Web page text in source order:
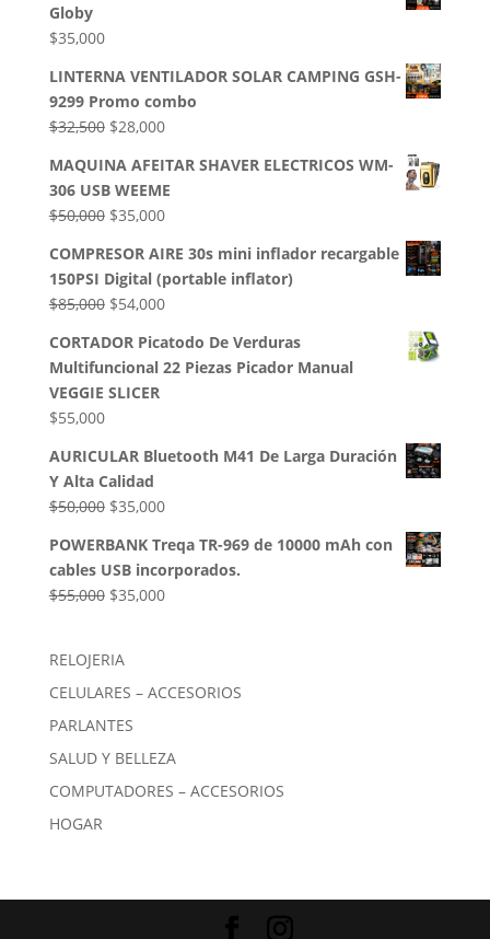
Globy
$35,000
LINTERNA VENTILADOR SOLAR CAMPING GSH-
9299 Promo combo
$32,500 El
original
era:
$32,500.
$28,000El
actual
es:
$28,000.
MAQUINA AFEITAR SHAVER ELECTRICOS WM-
306 USB WEEME
$50,000 El
original
era:
$50,000.
$35,000El
actual
es:
$35,000.
COMPRESOR AIRE 30s mini inflador recargable
150PSI Digital (portable inflator)
$85,000 El
original
era:
$85,000.
$54,000El
actual
es:
CORTADOR Picatodo De Verduras
Multifuncional 22 Piezas Picador Manual
VEGGIE SLICER
$55,000
AURICULAR Bluetooth M41 De Larga Duración
Y Alta Calidad
$50,000 El
original
era:
$50,000.
$35,000El
actual
es:
$35,000.
POWERBANK Treqa TR-969 de 10000 mAh con
cables USB incorporados.
$55,000 El
era:
$55,000.
$35,000El
$35,000.
RELOJERIA
CELULARES – ACCESORIOS
PARLANTES
SALUD Y BELLEZA
COMPUTADORES – ACCESORIOS
HOGAR